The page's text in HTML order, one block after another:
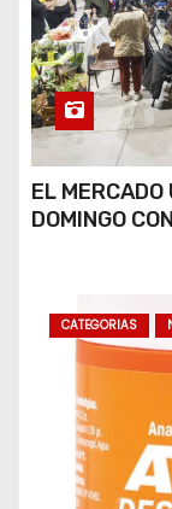
EL
DOMINGO
CATEGORIAS